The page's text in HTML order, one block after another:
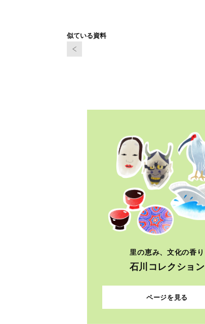
似ている資料
里の恵み、文化の香り
石川コレクション
ページを見る